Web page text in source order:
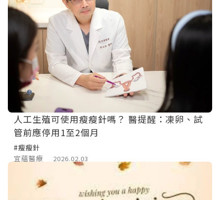
人工生殖可使用瘦瘦針嗎？ 醫提醒：凍卵、試
管前應停用1至2個月
#瘦瘦針
宜蘊醫療
2026.02.03